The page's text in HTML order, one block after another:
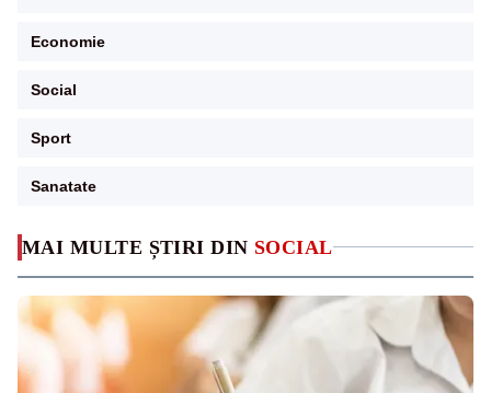
MAI MULTE ȘTIRI DIN SOCIAL
Economie
Social
Sport
Sanatate